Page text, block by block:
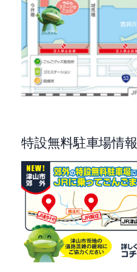
特設無料駐車場情報